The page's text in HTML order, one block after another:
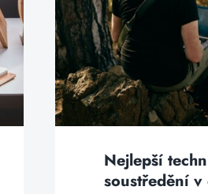
Nejlepší
soustředění